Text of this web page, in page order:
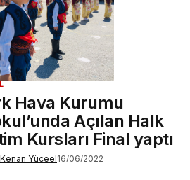
Hava Kurumu
Açılan Halk
Kursları Final yaptı
Kenan Yüceel16/06/2022